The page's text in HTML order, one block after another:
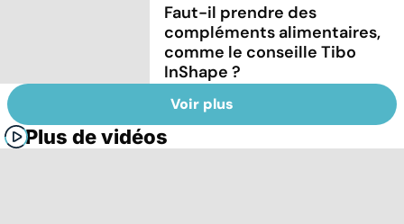
Faut-il prendre des
compléments alimentaires,
comme le conseille Tibo
InShape ?
Voir plus
Plus de vidéos